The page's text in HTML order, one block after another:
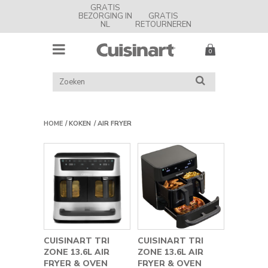
GRATIS
BEZORGING IN
NL
GRATIS
RETOURNEREN
MENU
Nederland
ZOEK
ZOEKEN
HOME KOKEN AIR FRYER
CUISINART TRI
ZONE 13.6L AIR
FRYER & OVEN
CUISINART TRI
ZONE 13.6L AIR
FRYER & OVEN